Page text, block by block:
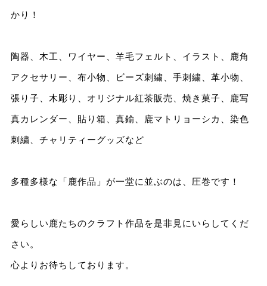
かり！
陶器、木工、ワイヤー、羊毛フェルト、イラスト、鹿角
アクセサリー、布小物、ビーズ刺繍、手刺繍、革小物、
張り子、木彫り、オリジナル紅茶販売、焼き菓子、鹿写
真カレンダー、貼り箱、真鍮、鹿マトリョーシカ、染色
刺繍、チャリティーグッズなど
多種多様な「鹿作品」が一堂に並ぶのは、圧巻です！
愛らしい鹿たちのクラフト作品を是非見にいらしてくだ
さい。
心よりお待ちしております。